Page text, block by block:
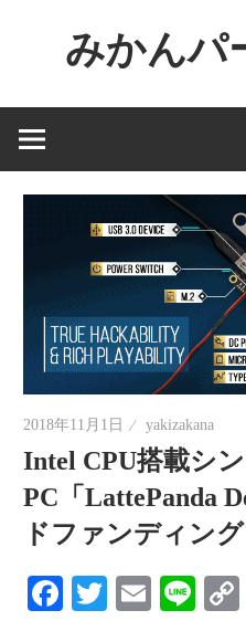
ン
へ
みかんパ
ー
ジ
ャ
立
た
な
い
情
報
を
世
2018年11月1日 yakizakana
Intel CPU搭載シ
PC「LattePanda
ドファンディング
Facebook
Twitter
Email